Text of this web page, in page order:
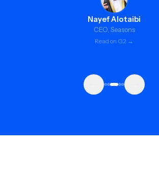
CEO, Doco Living
Read on G2 →